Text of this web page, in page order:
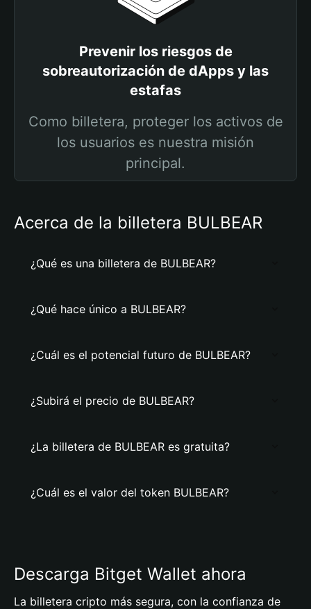
Prevenir los riesgos de
sobreautorización de dApps y las
estafas
Como billetera, proteger los activos de
los usuarios es nuestra misión
principal.
Acerca de la billetera BULBEAR
¿Qué es una billetera de BULBEAR?
¿Qué hace único a BULBEAR?
¿Cuál es el potencial futuro de BULBEAR?
¿Subirá el precio de BULBEAR?
¿La billetera de BULBEAR es gratuita?
¿Cuál es el valor del token BULBEAR?
Descarga Bitget Wallet ahora
La billetera cripto más segura, con la confianza de